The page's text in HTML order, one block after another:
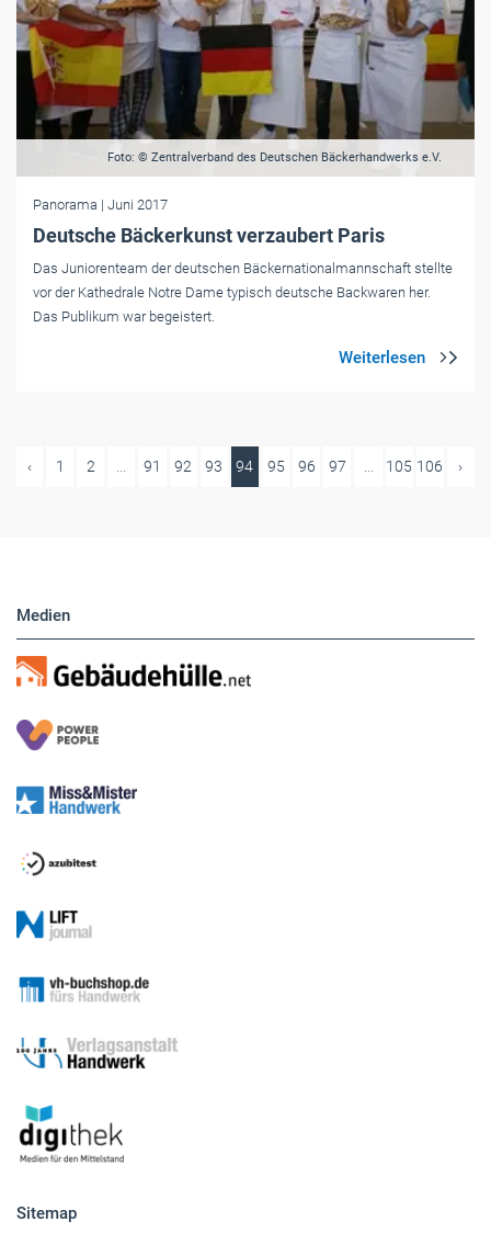
Foto: © Zentralverband des Deutschen Bäckerhandwerks e.V.
Panorama | Juni 2017
Deutsche Bäckerkunst verzaubert Paris
Das Juniorenteam der deutschen Bäckernationalmannschaft stellte
vor der Kathedrale Notre Dame typisch deutsche Backwaren her.
Das Publikum war begeistert.
‹ 1 2 ... 91 92 93 94 95 96 97 ... 105 106 ›
Medien
Sitemap